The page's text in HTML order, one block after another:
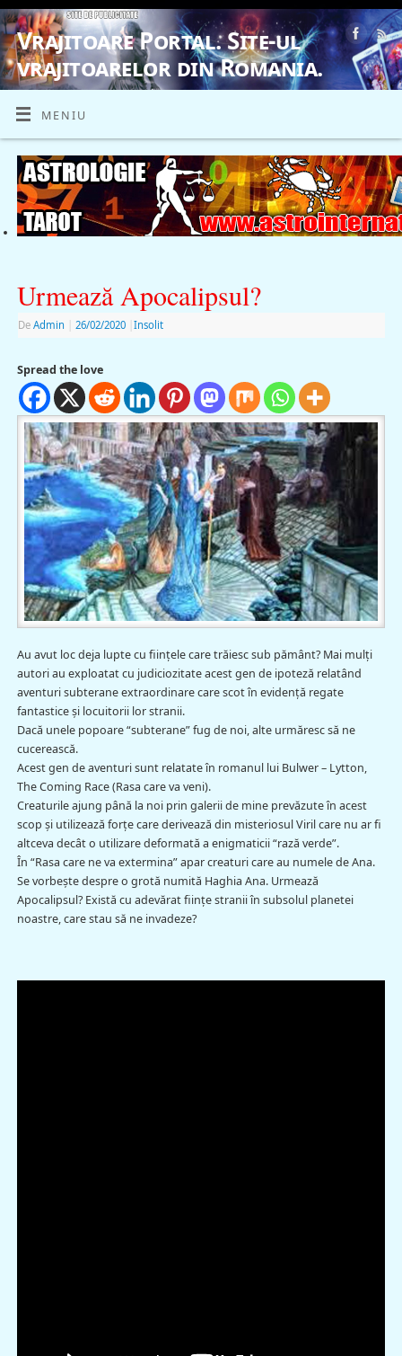
Vrajitoare Portal. Site-ul
vrajitoarelor din Romania.
VRAJITOARE, VRAJITOARELE, VRAJITOARE
MENIU
Urmează Apocalipsul?
De Admin 26/02/2020 Insolit
Spread the love
Au avut loc deja lupte cu fiinţele care trăiesc sub pământ? Mai mulţi
autori au exploatat cu judiciozitate acest gen de ipoteză relatând
aventuri subterane extraordinare care scot în evidenţă regate
fantastice şi locuitorii lor stranii.
Dacă unele popoare “subterane” fug de noi, alte urmăresc să ne
cucerească.
Acest gen de aventuri sunt relatate în romanul lui Bulwer – Lytton,
The Coming Race (Rasa care va veni).
Creaturile ajung până la noi prin galerii de mine prevăzute în acest
scop şi utilizează forţe care derivează din misteriosul Viril care nu ar fi
altceva decât o utilizare deformată a enigmaticii “rază verde”.
În “Rasa care ne va extermina” apar creaturi care au numele de Ana.
Se vorbeşte despre o grotă numită Haghia Ana. Urmează
Apocalipsul? Există cu adevărat fiinţe stranii în subsolul planetei
noastre, care stau să ne invadeze?